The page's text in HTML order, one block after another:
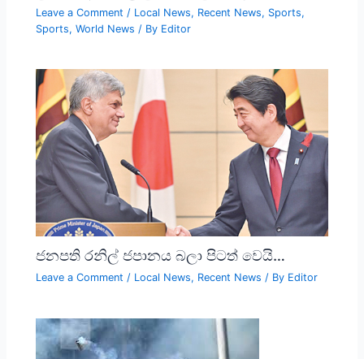
Leave a Comment / Local News, Recent News, Sports,
Sports,World News / By Editor
ජනපති රනිල් ජපානය බලා පිටත් වෙයි…
Leave a Comment / Local News, Recent News / By Editor